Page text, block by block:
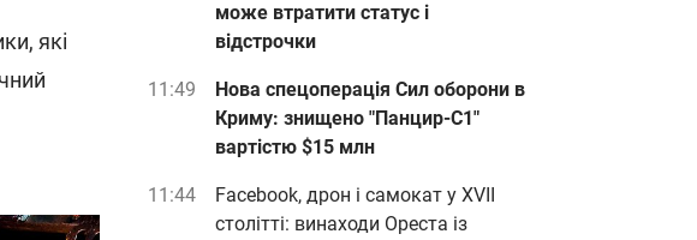
які
може втратити статус і
відстрочки
11:49
Нова спецоперація Сил оборони в
Криму: знищено "Панцир-С1"
вартістю $15 млн
11:44
Facebook, дрон і самокат у XVII
столітті: винаходи Ореста із